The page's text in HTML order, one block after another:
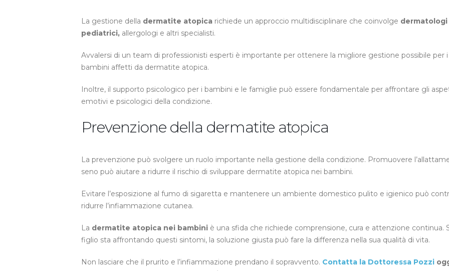
La gestione della dermatite atopica richiede un approccio multidisciplinare che coinvolge dermatologi
pediatrici, allergologi e altri specialisti.
Avvalersi di un team di professionisti esperti è importante per ottenere la migliore gestione possibile per i
bambini affetti da dermatite atopica.
Inoltre, il supporto psicologico per i bambini e le famiglie può essere fondamentale per affrontare gli
emotivi e psicologici della condizione.
Prevenzione della dermatite atopica
La prevenzione può svolgere un ruolo importante nella gestione della condizione. Promuovere
seno può aiutare a ridurre il rischio di sviluppare dermatite atopica nei bambini.
Evitare l’esposizione al fumo di sigaretta e mantenere un ambiente domestico pulito e igienico può
ridurre l’infiammazione cutanea.
La dermatite atopica nei bambini è una sfida che richiede comprensione, cura e attenzione continua.
figlio sta affrontando questi sintomi, la soluzione giusta può fare la differenza nella sua qualità di vita.
Non lasciare che il prurito e l’infiammazione prendano il sopravvento. Contatta la Dottoressa Pozzi